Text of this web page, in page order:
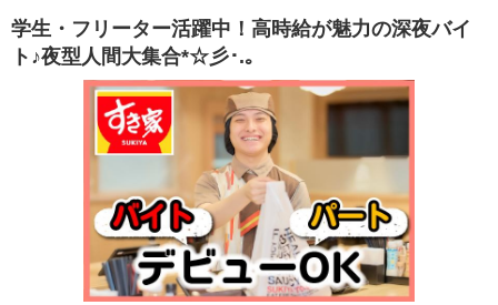
学生・フリーター活躍中！高時給が魅力の深夜バイ
ト♪夜型人間大集合*☆彡･.｡